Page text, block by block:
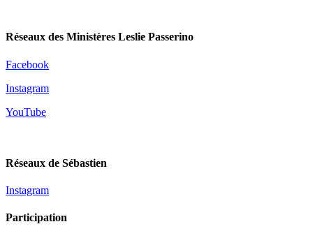
Réseaux des Ministères Leslie Passerino
Facebook
Instagram
YouTube
Réseaux de Sébastien
Instagram
Participation